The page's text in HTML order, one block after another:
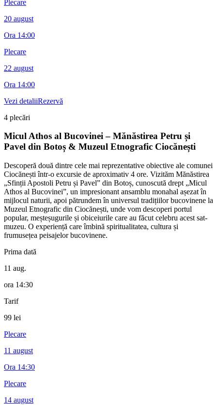
Plecare
20 august
Ora 14:00
Plecare
22 august
Ora 14:00
Vezi detaliiRezervă
4 plecări
Micul Athos al Bucovinei – Mănăstirea Petru și
Pavel din Botoș & Muzeul Etnografic Ciocănești
Descoperă două dintre cele mai reprezentative obiective ale comunei
Ciocănești într-o excursie de aproximativ 4 ore. Vizităm Mănăstirea
„Sfinții Apostoli Petru și Pavel” din Botoș, cunoscută drept „Micul
Athos al Bucovinei”, un impresionant ansamblu monahal așezat în
mijlocul naturii, apoi pătrundem în universul tradițiilor bucovinene la
Muzeul Etnografic din Ciocănești, unde vom descoperi portul
popular, meșteșugurile și obiceiurile care au făcut celebru acest sat-
muzeu. O experiență care îmbină spiritualitatea, cultura și
frumusețea peisajelor bucovinene.
Prima dată
11 aug.
ora 14:30
Tarif
99 lei
Plecare
11 august
Ora 14:30
Plecare
14 august